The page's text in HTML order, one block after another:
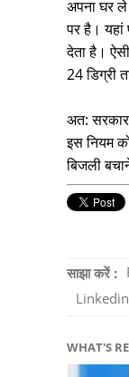
अपना घर ले
पर है। यहां
देता है।
24 डिग्री
अत:
इस नियम
बिजली
साझा करें :
Linkedin
WHAT'S